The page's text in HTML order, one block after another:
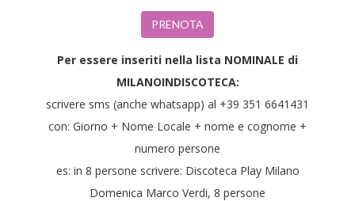
PRENOTA
Per essere inseriti nella lista NOMINALE di
MILANOINDISCOTECA:
scrivere sms (anche whatsapp) al +39 351 6641431
con: Giorno + Nome Locale + nome e cognome +
numero persone
es: in 8 persone scrivere: Discoteca Play Milano
Domenica Marco Verdi, 8 persone